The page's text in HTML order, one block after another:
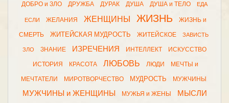
ДОБРО и ЗЛО ДРУЖБА ДУРАК ДУША ДУША и ТЕЛО ЕДА
ЕСЛИ ЖЕЛАНИЯ ЖЕНЩИНЫ ЖИЗНЬ ЖИЗНЬ и
СМЕРТЬ ЖИТЕЙСКАЯ МУДРОСТЬ ЖИТЕЙСКОЕ ЗАВИСТЬ
ЗЛО ЗНАНИЕ ИЗРЕЧЕНИЯ ИНТЕЛЛЕКТ ИСКУССТВО
ИСТОРИЯ КРАСОТА ЛЮБОВЬ ЛЮДИ МЕЧТЫ и
МЕЧТАТЕЛИ МИРОТВОРЧЕСТВО МУДРОСТЬ МУЖЧИНЫ
МУЖЧИНЫ и ЖЕНЩИНЫ МУЖЬЯ и ЖЕНЫ МЫСЛИ